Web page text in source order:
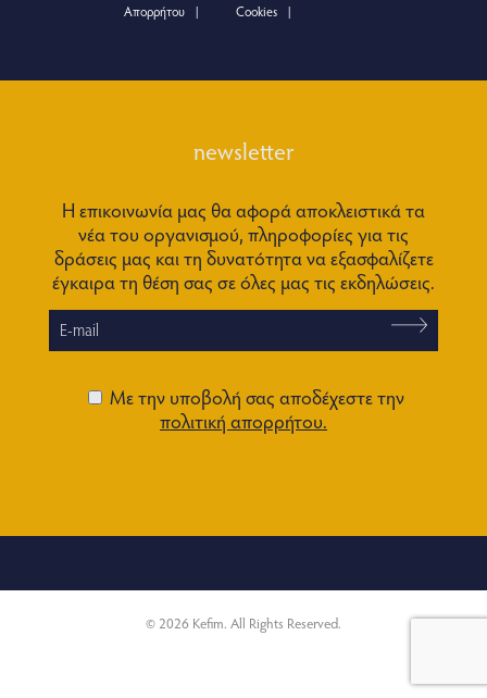
Απορρήτου
Cookies
newsletter
Η επικοινωνία μας θα αφορά αποκλειστικά τα
νέα του οργανισμού, πληροφορίες για τις
δράσεις μας και τη δυνατότητα να εξασφαλίζετε
έγκαιρα τη θέση σας σε όλες μας τις εκδηλώσεις.
Με την υποβολή σας αποδέχεστε την
πολιτική απορρήτου.
© 2026 Kefim. All Rights Reserved.